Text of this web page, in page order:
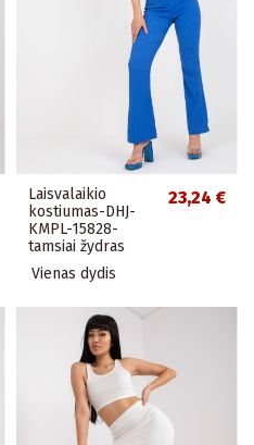
Laisvalaikio
kostiumas-DHJ-
KMPL-15828-
tamsiai žydras
23,24 €
Vienas dydis